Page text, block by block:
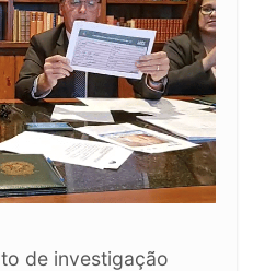
de investigação